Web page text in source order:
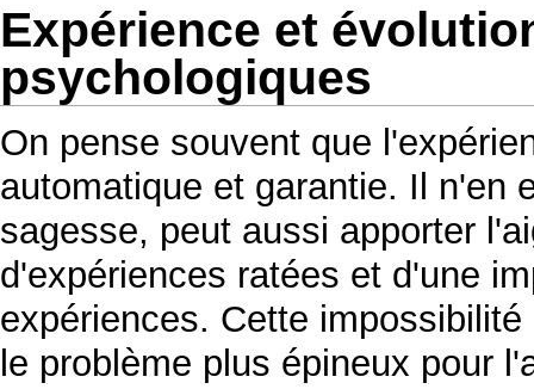
Expérience et
psychologiques
On pense souvent que
automatique et garantie. Il n'en
sagesse, peut aussi apporter
d'expériences ratées et d'une
expériences. Cette
le problème plus épineux pour